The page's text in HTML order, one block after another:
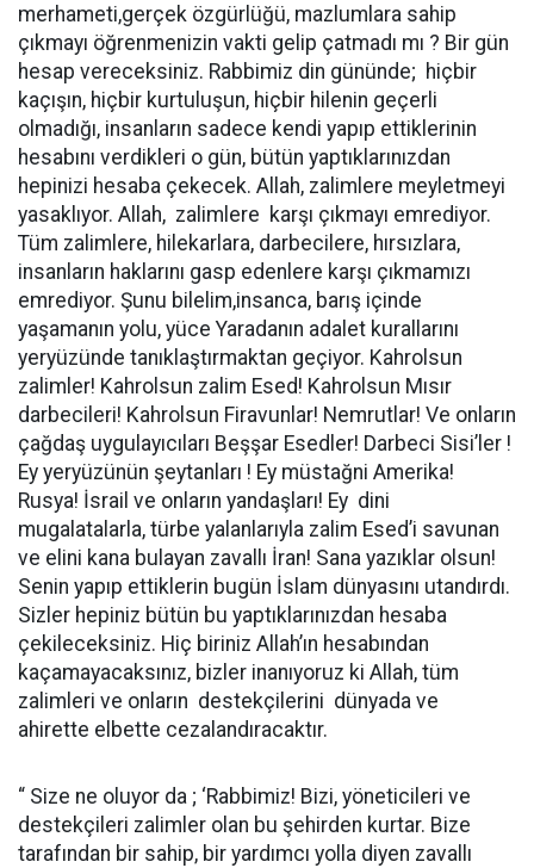
merhameti,gerçek özgürlüğü, mazlumlara sahip
çıkmayı öğrenmenizin vakti gelip çatmadı mı ? Bir gün
hesap vereceksiniz. Rabbimiz din gününde; hiçbir
kaçışın, hiçbir kurtuluşun, hiçbir hilenin geçerli
olmadığı, insanların sadece kendi yapıp ettiklerinin
hesabını verdikleri o gün, bütün yaptıklarınızdan
hepinizi hesaba çekecek. Allah, zalimlere meyletmeyi
yasaklıyor. Allah, zalimlere karşı çıkmayı emrediyor.
Tüm zalimlere, hilekarlara, darbecilere, hırsızlara,
insanların haklarını gasp edenlere karşı çıkmamızı
emrediyor. Şunu bilelim,insanca, barış içinde
yaşamanın yolu, yüce Yaradanın adalet kurallarını
yeryüzünde tanıklaştırmaktan geçiyor. Kahrolsun
zalimler! Kahrolsun zalim Esed! Kahrolsun Mısır
darbecileri! Kahrolsun Firavunlar! Nemrutlar! Ve onların
çağdaş uygulayıcıları Beşşar Esedler! Darbeci Sisi’ler !
Ey yeryüzünün şeytanları ! Ey müstağni Amerika!
Rusya! İsrail ve onların yandaşları! Ey dini
mugalatalarla, türbe yalanlarıyla zalim Esed’i savunan
ve elini kana bulayan zavallı İran! Sana yazıklar olsun!
Senin yapıp ettiklerin bugün İslam dünyasını utandırdı.
Sizler hepiniz bütün bu yaptıklarınızdan hesaba
çekileceksiniz. Hiç biriniz Allah’ın hesabından
kaçamayacaksınız, bizler inanıyoruz ki Allah, tüm
zalimleri ve onların destekçilerini dünyada ve
ahirette elbette cezalandıracaktır.
“ Size ne oluyor da ; ‘Rabbimiz! Bizi, yöneticileri ve
destekçileri zalimler olan bu şehirden kurtar. Bize
tarafından bir sahip, bir yardımcı yolla diyen zavallı